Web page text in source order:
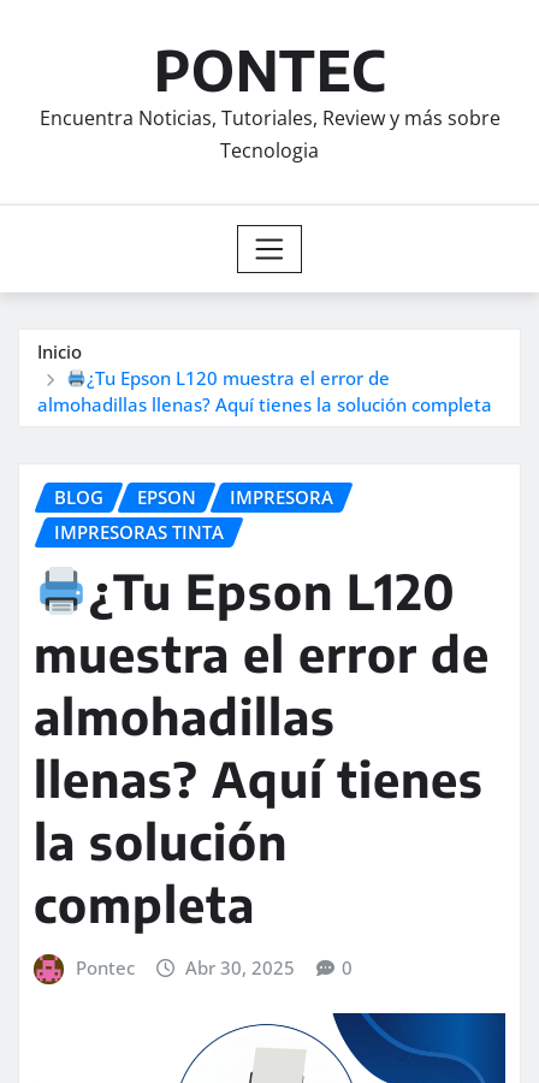
PONTEC
Encuentra Noticias, Tutoriales, Review y más sobre
Tecnologia
Inicio
¿Tu Epson L120 muestra el error de
almohadillas llenas? Aquí tienes la solución completa
BLOG EPSON
IMPRESORA
IMPRESORAS TINTA
¿Tu Epson L120
muestra el error de
almohadillas
llenas? Aquí tienes
la solución
completa
Pontec Abr 30, 2025 0